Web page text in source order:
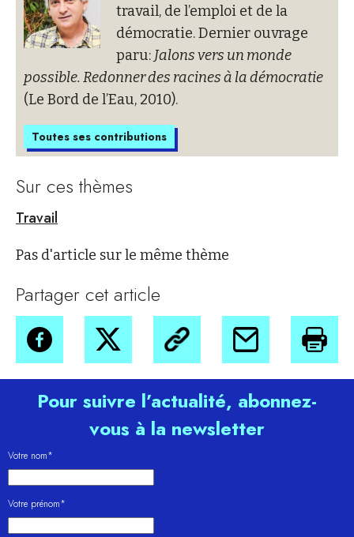
travail, de l’emploi et de la
démocratie. Dernier ouvrage
paru: Jalons vers un monde
possible. Redonner des racines à la démocratie
(Le Bord de l’Eau, 2010).
Toutes ses contributions
Sur ces thèmes
Travail
Pas d'article sur le même thème
Partager cet article
Pour suivre l’actualité, abonnez-
vous à la newsletter
Votre nom*
Votre prénom*